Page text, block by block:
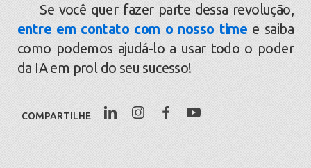
Se você quer fazer parte dessa revolução,
entre em contato com o nosso time e saiba
como podemos ajudá-lo a usar todo o poder
da IA em prol do seu sucesso!
COMPARTILHE